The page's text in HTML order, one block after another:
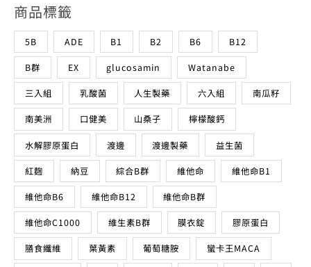
商品標籤
5B ADE B1 B2 B6 B12
B群 EX glucosamin Watanabe
三入組 乳酸菌 人生製藥 六入組 南瓜籽
南美洲 口健美 山桑子 檸檬酸鈣
水解膠原蛋白 渡邊 渡邊製藥 益生菌
紅麴 納豆 綜合B群 維他命 維他命B1
維他命B6 維他命B12 維他命B群
維他命C1000 維生素B群 膜衣錠 膠原蛋白
膳食纖維 葉黃素 葡萄糖胺 蠻卡王MACA